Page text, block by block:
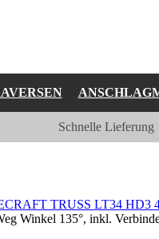
Schnelle Lieferung
TRUSS LT34 HD3
Winkel 135°, inkl.